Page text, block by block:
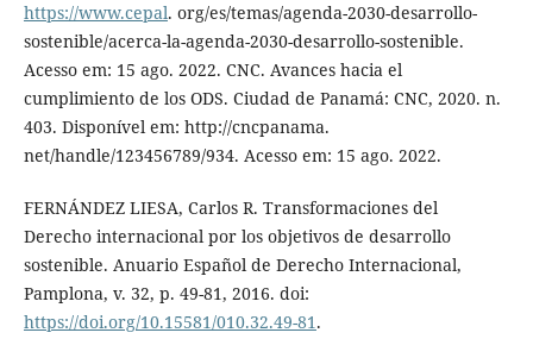
https://www.cepal. org/es/temas/agenda-2030-desarrollo-
sostenible/acerca-la-agenda-2030-desarrollo-sostenible.
Acesso em: 15 ago. 2022. CNC. Avances hacia el
cumplimiento de los ODS. Ciudad de Panamá: CNC, 2020. n.
403. Disponível em: http://cncpanama.
net/handle/123456789/934. Acesso em: 15 ago. 2022.
FERNÁNDEZ LIESA, Carlos R. Transformaciones del
Derecho internacional por los objetivos de desarrollo
sostenible. Anuario Español de Derecho Internacional,
Pamplona, v. 32, p. 49-81, 2016. doi:
https://doi.org/10.15581/010.32.49-81.